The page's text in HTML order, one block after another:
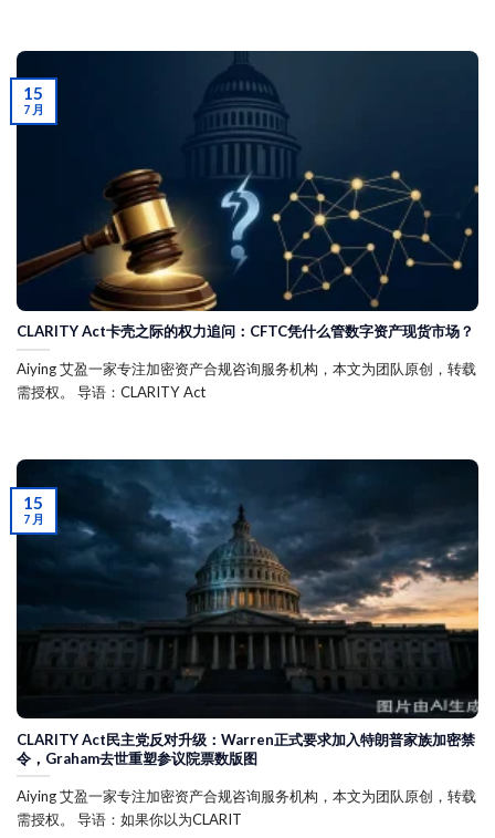
CLARITY Act卡壳之际的权力追问：CFTC凭什么管数字资产现货市场？
Aiying 艾盈一家专注加密资产合规咨询服务机构，本文为团队原创，转载
需授权。 导语：CLARITY Act
15
7 月
CLARITY Act民主党反对升级：Warren正式要求加入特朗普家族加密禁
令，Graham去世重塑参议院票数版图
Aiying 艾盈一家专注加密资产合规咨询服务机构，本文为团队原创，转载
需授权。 导语：如果你以为CLARIT
15
7 月